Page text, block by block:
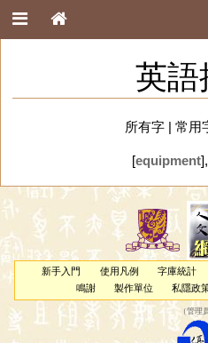
英語
所有字| 常用
[equipment
新手入門 使用凡例 字庫統計
鳴謝
製作單位 私隱政
（管理